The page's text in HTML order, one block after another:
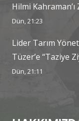
Hilmi
Dün, 21:23
Lider Tarım
Tüzer’e “Taziye
Dün, 21:11